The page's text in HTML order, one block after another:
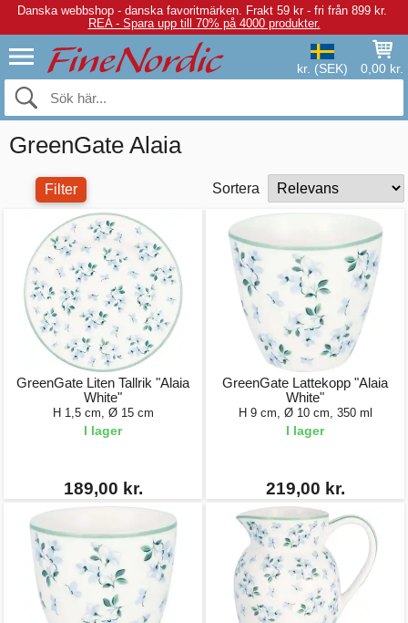
Danska webbshop - danska favoritmärken. Frakt 59 kr - fri från 899 kr.
REA - Spara upp till 70% på 4000 produkter.
kr. (SEK) 0,00 kr.
GreenGate Alaia
Filter Sortera
GreenGate Liten Tallrik "Alaia
White"
H 1,5 cm, Ø 15 cm
I lager
189,00 kr.
GreenGate Lattekopp "Alaia
White"
H 9 cm, Ø 10 cm, 350 ml
I lager
219,00 kr.